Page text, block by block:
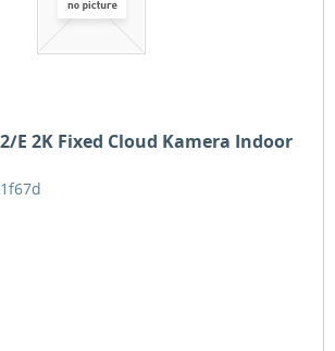
E 2K Fixed Cloud Kamera Indoor